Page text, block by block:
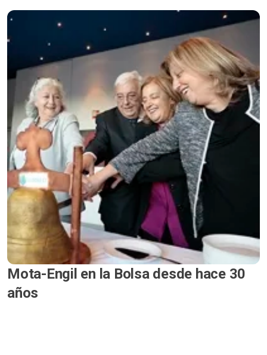
Mota-Engil en la Bolsa desde hace 30
años